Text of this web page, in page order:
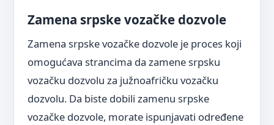
Zamena srpske vozačke dozvole
Zamena srpske vozačke dozvole je proces koji
omogućava strancima da zamene srpsku
vozačku dozvolu za južnoafričku vozačku
dozvolu. Da biste dobili zamenu srpske
vozačke dozvole, morate ispunjavati određene